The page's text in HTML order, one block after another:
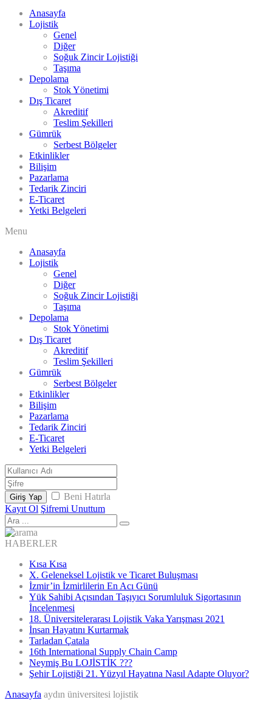
Anasayfa
Lojistik
Genel
Diğer
Soğuk Zincir Lojistiği
Taşıma
Depolama
Stok Yönetimi
Dış Ticaret
Akreditif
Teslim Şekilleri
Gümrük
Serbest Bölgeler
Etkinlikler
Bilişim
Pazarlama
Tedarik Zinciri
E-Ticaret
Yetki Belgeleri
Menu
Anasayfa
Lojistik
Genel
Diğer
Soğuk Zincir Lojistiği
Taşıma
Depolama
Stok Yönetimi
Dış Ticaret
Akreditif
Teslim Şekilleri
Gümrük
Serbest Bölgeler
Etkinlikler
Bilişim
Pazarlama
Tedarik Zinciri
E-Ticaret
Yetki Belgeleri
Giriş Yap
Beni Hatırla
Kayıt Ol Şifremi Unuttum
HABERLER
Kısa Kısa
X. Geleneksel Lojistik ve Ticaret Buluşması
İzmir’in İzmirlilerin En Acı Günü
Yük Sahibi Açısından Taşıyıcı Sorumluluk Sigortasının
İncelenmesi
18. Üniversitelerarası Lojistik Vaka Yarışması 2021
İnsan Hayatını Kurtarmak
Tarladan Çatala
16th International Supply Chain Camp
Neymiş Bu LOJİSTİK ???
Şehir Lojistiği 21. Yüzyıl Hayatına Nasıl Adapte Oluyor?
Anasayfa aydın üniversitesi lojistik